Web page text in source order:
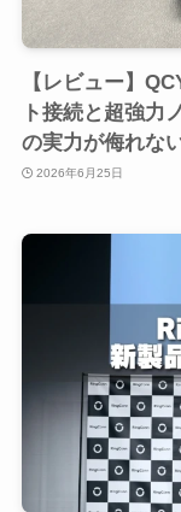
【レビュー】
ト接続と超強力
の実力が侮れな
2026年6月25日